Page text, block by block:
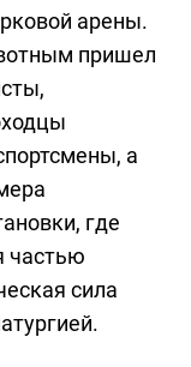
арены.
пришел
а
где
частью
сила